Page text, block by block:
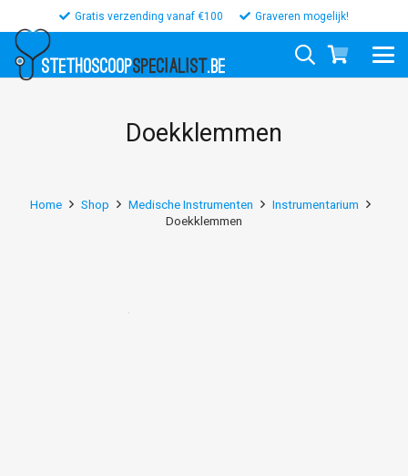
Gratis verzending vanaf €100 Graveren mogelijk!
STETHOSCOOPSPECIALIST.BE
Doekklemmen
Home Shop Medische Instrumenten
Instrumentarium
Doekklemmen